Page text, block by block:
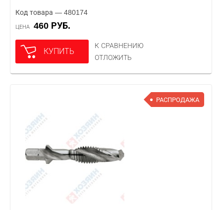
Код товара — 480174
ЦЕНА 460 РУБ.
КУПИТЬ
К СРАВНЕНИЮ
ОТЛОЖИТЬ
РАСПРОДАЖА